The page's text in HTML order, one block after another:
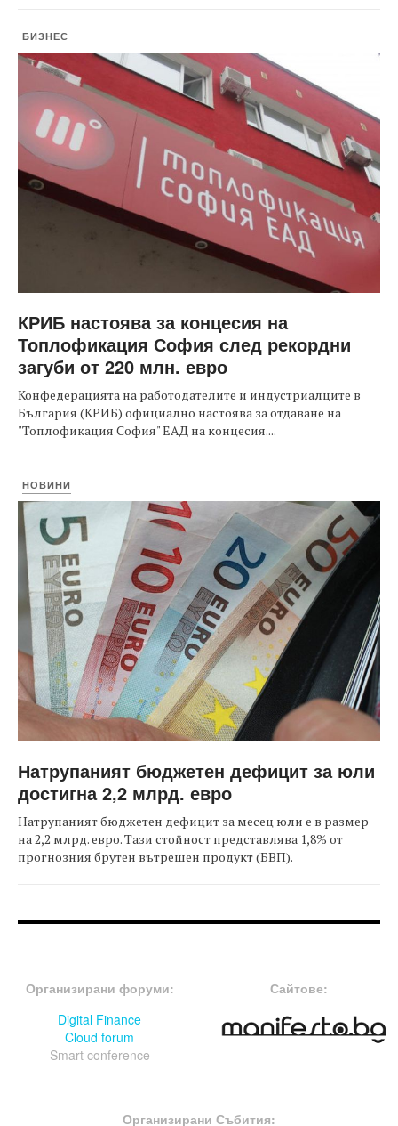
БИЗНЕС
КРИБ настоява за концесия на
Топлофикация София след рекордни
загуби от 220 млн. евро
Конфедерацията на работодателите и индустриалците в
България (КРИБ) официално настоява за отдаване на
"Топлофикация София" ЕАД на концесия....
НОВИНИ
Натрупаният бюджетен дефицит за юли
достигна 2,2 млрд. евро
Натрупаният бюджетен дефицит за месец юли е в размер
на 2,2 млрд. евро. Тази стойност представлява 1,8% от
прогнозния брутен вътрешен продукт (БВП).
Организирани форуми:
Digital Finance
Cloud forum
Smart conference
Сайтове:
Организирани Събития: